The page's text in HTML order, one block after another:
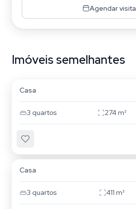
Agendar visita
Imóveis semelhantes
Medianeira
Casa
3 quartos 274 m²
Casa
3 quartos 411 m²